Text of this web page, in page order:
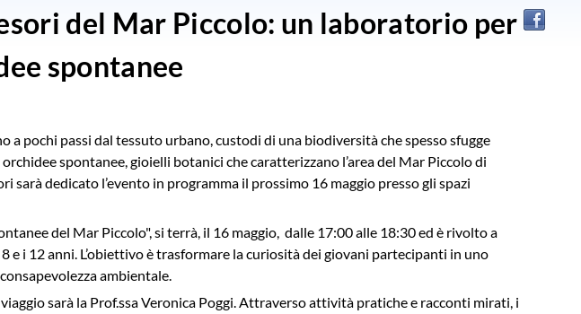
del Mar Piccolo: un laboratorio per
spontanee
a pochi passi dal tessuto urbano, custodi di una biodiversità che spesso sfugge
spontanee, gioielli botanici che caratterizzano l’area del Mar Piccolo di
sarà dedicato l’evento in programma il prossimo 16 maggio presso gli spazi
del Mar Piccolo", si terrà, il 16 maggio, dalle 17:00 alle 18:30 ed è rivolto a
e i 12 anni. L’obiettivo è trasformare la curiosità dei giovani partecipanti in uno
ambientale.
sarà la Prof.ssa Veronica Poggi. Attraverso attività pratiche e racconti mirati, i